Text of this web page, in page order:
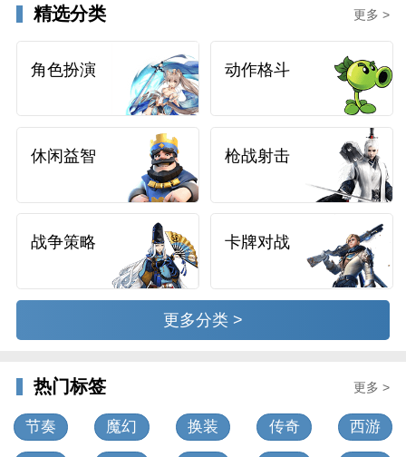
精选分类 更多 >
角色扮演 动作格斗
休闲益智 枪战射击
战争策略 卡牌对战
更多分类 >
热门标签 更多 >
节奏 魔幻 换装 传奇 西游